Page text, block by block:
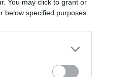
You may click to grant or
below specified purposes
Paolo Pinna